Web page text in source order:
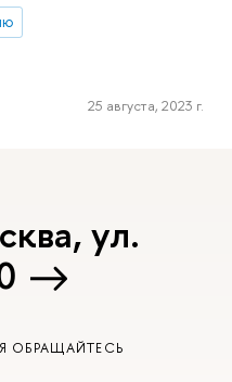
25 августа, 2023 г.
ул.
ОБРАЩАЙТЕСЬ